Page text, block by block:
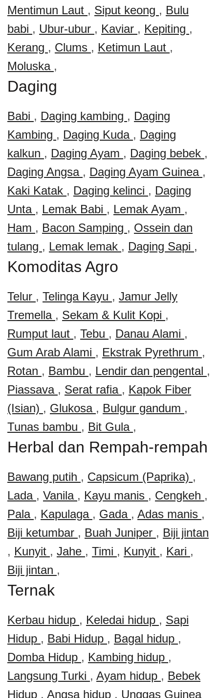
Mentimun Laut , Siput keong , Bulu
babi , Ubur-ubur , Kaviar , Kepiting ,
Kerang , Clums , Ketimun Laut ,
Moluska ,
Daging
Babi , Daging kambing , Daging
Kambing , Daging Kuda , Daging
kalkun , Daging Ayam , Daging bebek ,
Daging Angsa , Daging Ayam Guinea ,
Kaki Katak , Daging kelinci , Daging
Unta , Lemak Babi , Lemak Ayam ,
Ham , Bacon Samping , Ossein dan
tulang , Lemak lemak , Daging Sapi ,
Komoditas Agro
Telur , Telinga Kayu , Jamur Jelly
Tremella , Sekam & Kulit Kopi ,
Rumput laut , Tebu , Danau Alami ,
Gum Arab Alami , Ekstrak Pyrethrum ,
Rotan , Bambu , Lendir dan pengental ,
Piassava , Serat rafia , Kapok Fiber
(Isian) , Glukosa , Bulgur gandum ,
Tunas bambu , Bit Gula ,
Herbal dan Rempah-rempah
Bawang putih , Capsicum (Paprika) ,
Lada , Vanila , Kayu manis , Cengkeh ,
Pala , Kapulaga , Gada , Adas manis ,
Biji ketumbar , Buah Juniper , Biji jintan
, Kunyit , Jahe , Timi , Kunyit , Kari ,
Biji jintan ,
Ternak
Kerbau hidup , Keledai hidup , Sapi
Hidup , Babi Hidup , Bagal hidup ,
Domba Hidup , Kambing hidup ,
Langsung Turki , Ayam hidup , Bebek
Hidup , Angsa hidup , Unggas Guinea